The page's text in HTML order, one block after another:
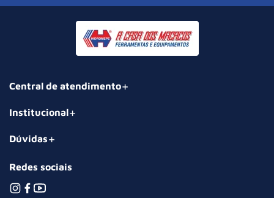
Central de atendimento
Institucional
Dúvidas
Redes sociais